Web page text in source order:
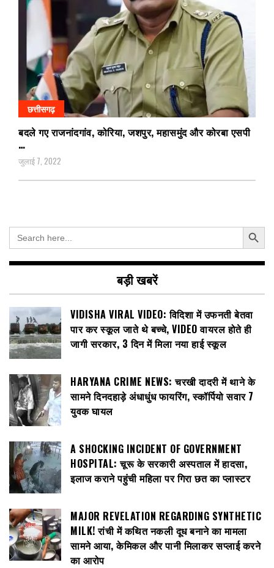
छत्तीसगढ़
बदले गए राजनांदगांव, कोरिया, जशपुर, महासमुंद और कोरबा एसपी
…
जुलाई 7, 2022
Search
for:
Search Button
बड़ी खबरें
VIDISHA VIRAL VIDEO: विदिशा में उफनती बेतवा
पार कर स्कूल जाते थे बच्चे, VIDEO वायरल होते ही
जागी सरकार, 3 दिन में मिला नया हाई स्कूल
HARYANA CRIME NEWS: चरखी दादरी में थाने के
सामने दिनदहाड़े अंधाधुंध फायरिंग, स्कॉर्पियो सवार 7
युवक घायल
A SHOCKING INCIDENT OF GOVERNMENT
HOSPITAL: चूरू के सरकारी अस्पताल में हादसा,
इलाज कराने पहुंची महिला पर गिरा छत का प्लास्टर
MAJOR REVELATION REGARDING SYNTHETIC
MILK! रांची में कथित नकली दूध बनाने का मामला
सामने आया, केमिकल और पानी मिलाकर सप्लाई करने
का आरोप